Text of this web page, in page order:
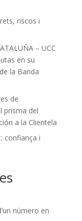
riscos i
– UCC
en su
la Banda
de
prisma del
a la Clientela
confiança i
número en